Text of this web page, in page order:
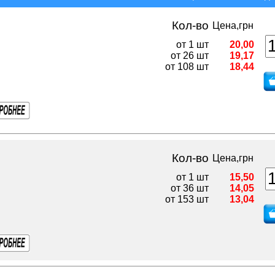
Кол-во Цена,грн
от 1 шт
от 26 шт
от 108 шт
20,00
19,17
18,44
Кол-во Цена,грн
от 1 шт
от 36 шт
от 153 шт
15,50
14,05
13,04